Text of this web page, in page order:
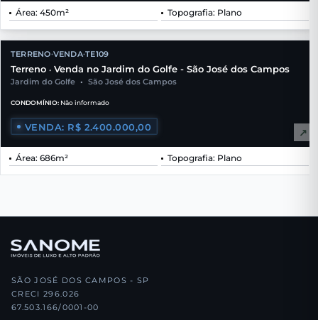
Área: 450m² Topografia: Plano
TERRENO•VENDA•TE109
Terreno • Venda no Jardim do Golfe - São José dos Campos
Jardim do Golfe • São José dos Campos
CONDOMÍNIO: Não informado
VENDA: R$ 2.400.000,00 ↗
Área: 686m² Topografia: Plano
SÃO JOSÉ DOS CAMPOS - SP
CRECI 296.026
67.503.166/0001-00